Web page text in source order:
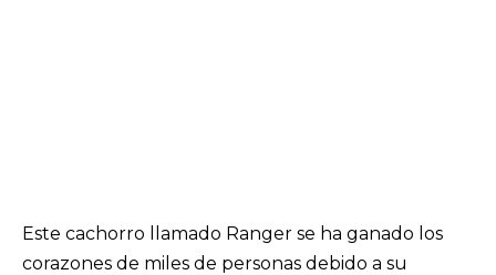
Este cachorro llamado Ranger se ha ganado los
corazones de miles de personas debido a su